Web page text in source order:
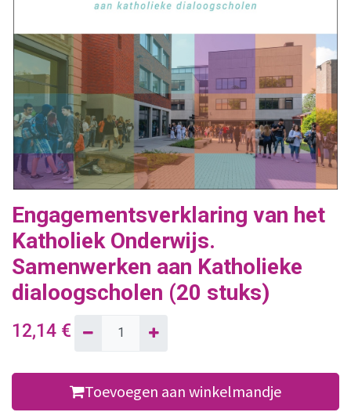
Engagementsverklaring van het
Katholiek Onderwijs.
Samenwerken aan Katholieke
dialoogscholen (20 stuks)
12,14 €
Toevoegen aan winkelmandje